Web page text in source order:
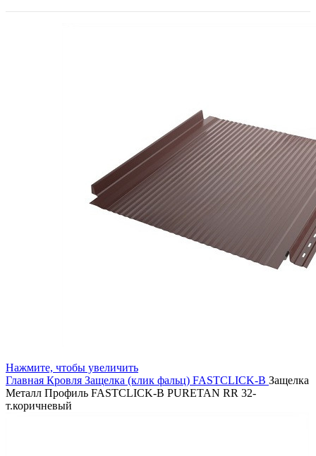
Нажмите, чтобы увеличить
Главная Кровля Защелка (клик фальц) FASTCLICK-B Защелка
Металл Профиль FASTCLICK-В PURETAN RR 32-
т.коричневый